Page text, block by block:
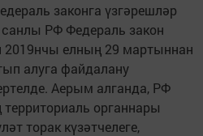
законга үзгәрешләр
РФ Федераль закон
2019нчы елның 29 мартыннан
алуга файдалану
Аерым алганда, РФ
органнары
торак күзәтчелеге,